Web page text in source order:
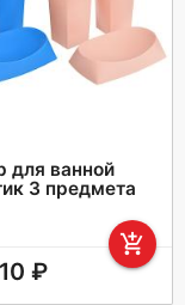
для ванной
3 предмета
add_shopping_cart
₽